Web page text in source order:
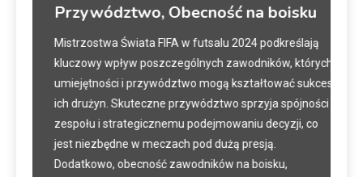
Przywództwo, Obecność na boisku
Mistrzostwa Świata FIFA w futsalu 2024 podkreślają
kluczowy wpływ poszczególnych zawodników, których
umiejętności i przywództwo mogą kształtować sukces
ich drużyn. Skuteczne przywództwo sprzyja spójności
zespołu i strategicznemu podejmowaniu decyzji, co
jest niezbędne w meczach pod dużą presją.
Dodatkowo, obecność zawodników na boisku,